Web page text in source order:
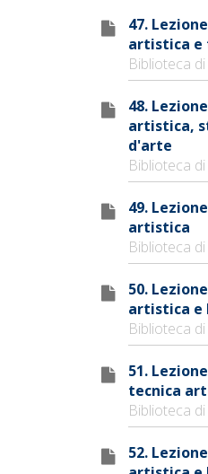
47.
artistica e
Biblioteca
48.
artistica,
d'arte
Biblioteca
49.
artistica
Biblioteca
50.
artistica e
Biblioteca
51.
tecnica
Biblioteca
52.